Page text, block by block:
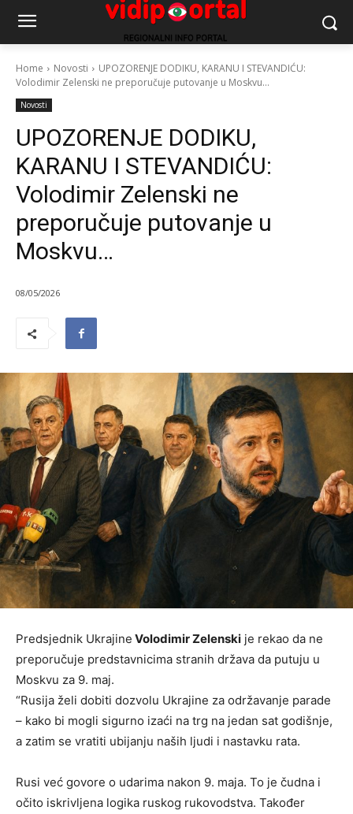
Home Novosti
UPOZORENJE DODIKU, KARANU I STEVANDIĆU:
Volodimir Zelenski ne preporučuje putovanje u Moskvu...
Novosti
UPOZORENJE DODIKU,
KARANU I STEVANDIĆU:
Volodimir Zelenski ne
preporučuje putovanje u
Moskvu…
08/05/2026
Predsjednik Ukrajine Volodimir Zelenski je rekao da ne
preporučuje predstavnicima stranih država da putuju u
Moskvu za 9. maj.
“Rusija želi dobiti dozvolu Ukrajine za održavanje parade
– kako bi mogli sigurno izaći na trg na jedan sat godišnje,
a zatim se vratiti ubijanju naših ljudi i nastavku rata.
Rusi već govore o udarima nakon 9. maja. To je čudna i
očito iskrivljena logika ruskog rukovodstva. Također